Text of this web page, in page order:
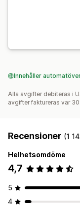
Innehåller
Alla avgifter debiteras i
avgifter faktureras var
Recensioner (1
Helhetsomdöme
4,7
5
4